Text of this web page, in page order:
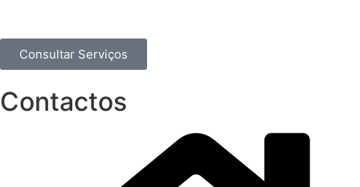
Consultar Serviços
Contactos